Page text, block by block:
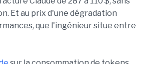
Et au prix d'une dégradation
que l'ingénieur situe entre